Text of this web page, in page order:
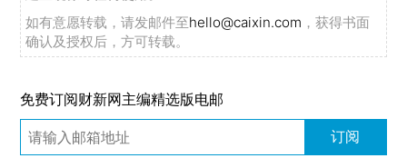
如有意愿转载，请发邮件至hello@caixin.com ，获得书面
确认及授权后，方可转载。
免费订阅财新网主编精选版电邮
订阅